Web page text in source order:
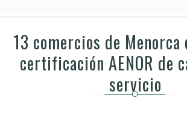
13 comercios de
certificación AENOR de
servicio